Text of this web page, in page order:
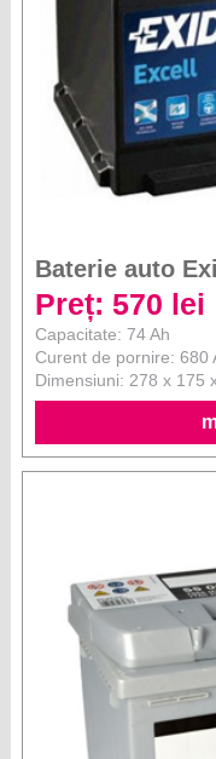
Baterie auto
Preț: 570 lei
Capacitate: 74 Ah
Curent de pornire: 680
Dimensiuni: 278 x 175